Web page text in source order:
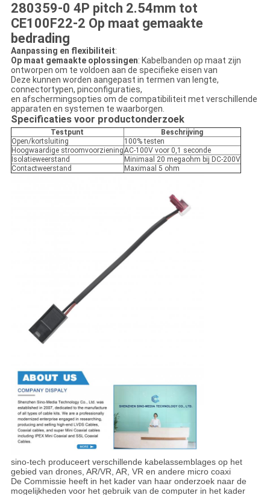
280359-0 4P pitch 2.54mm tot
CE100F22-2 Op maat gemaakte
bedrading
Aanpassing en flexibiliteit:
Op maat gemaakte oplossingen: Kabelbanden op maat zijn
ontworpen om te voldoen aan de specifieke eisen van
Deze kunnen worden aangepast in termen van lengte,
connectortypen, pinconfiguraties,
en afschermingsopties om de compatibiliteit met verschillende
apparaten en systemen te waarborgen.
Specificaties voor productonderzoek
Testpunt
Beschrijving
Open/kortsluiting
100% testen
Hoogwaardige stroomvoorzieningAC-100V voor 0,1 seconde
Isolatieweerstand
Minimaal 20 megaohm bij DC-200V
Contactweerstand
Maximaal 5 ohm
sino-tech produceert verschillende kabelassemblages op het
gebied van drones, AR/VR, AR, VR en andere micro coaxi
De Commissie heeft in het kader van haar onderzoek naar de
mogelijkheden voor het gebruik van de computer in het kader